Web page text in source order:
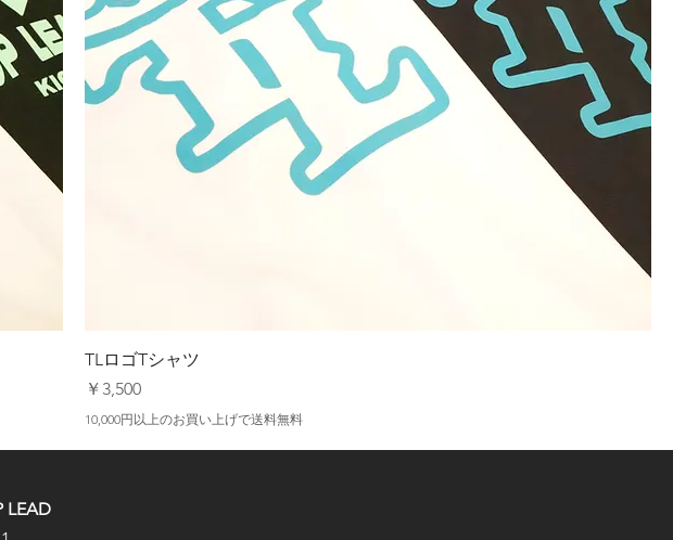
TLロゴTシャツ
価格
￥3,500
10,000円以上のお買い上げで送料無料
LEAD